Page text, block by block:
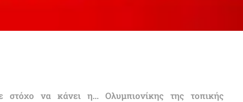
στόχο να κάνει η... Ολυμπιονίκης της τοπικής